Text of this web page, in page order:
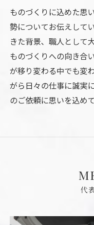
ものづくりに込めた思
勢についてお伝えして
きた背景、職人として
ものづくりへの向き合
が移り変わる中でも変
がら日々の仕事に誠実
のご依頼に思いを込め
代